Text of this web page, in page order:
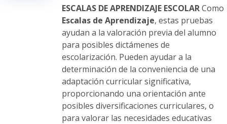
en
la
página
de
producto
ESCALAS DE APRENDIZAJE ESCOLARComo
Escalas de Aprendizaje, estas pruebas
ayudan a la valoración previa del alumno
para posibles dictámenes de
escolarización. Pueden ayudar a la
determinación de la conveniencia de una
adaptación curricular significativa,
proporcionando una orientación ante
posibles diversificaciones curriculares, o
para valorar las necesidades educativas